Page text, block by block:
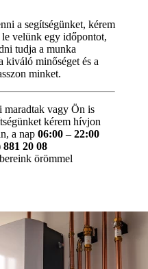
a segítségünket, kérem
velünk egy időpontot,
tudja a munka
kiváló minőséget és a
minket.
maradtak vagy Ön is
kérem hívjon
a nap 06:00 – 22:00
881 20 08
örömmel